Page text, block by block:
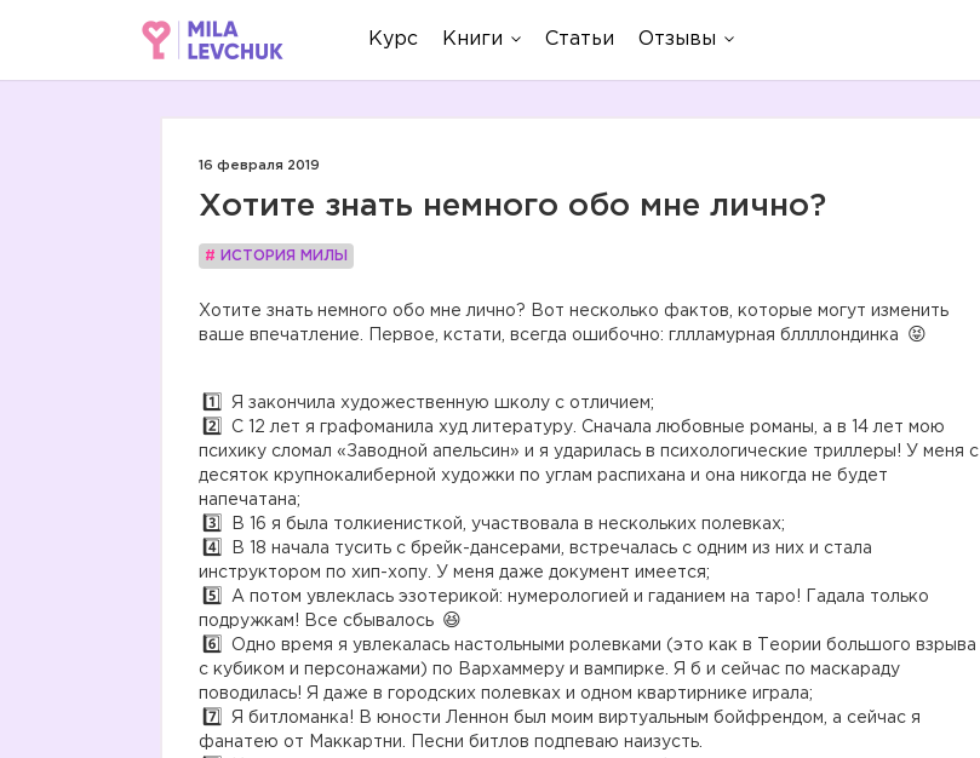
Курс Книги Статьи Отзывы
16 февраля 2019
Хотите знать немного обо мне лично?
# ИСТОРИЯ МИЛЫ
Хотите знать немного обо мне лично? Вот несколько фактов, которые могут изменить
ваше впечатление. Первое, кстати, всегда ошибочно: гллламурная бллллондинка
Я закончила художественную школу с отличием;
С 12 лет я графоманила худ литературу. Сначала любовные романы, а в 14 лет мою
психику сломал «Заводной апельсин» и я ударилась в психологические триллеры! У меня с
десяток крупнокалиберной художки по углам распихана и она никогда не будет
напечатана;
В 16 я была толкиенисткой, участвовала в нескольких полевках;
В 18 начала тусить с брейк-дансерами, встречалась с одним из них и стала
инструктором по хип-хопу. У меня даже документ имеется;
А потом увлеклась эзотерикой: нумерологией и гаданием на таро! Гадала только
подружкам! Все сбывалось
Одно время я увлекалась настольными ролевками (это как в Теории большого взрыва
с кубиком и персонажами) по Вархаммеру и вампирке. Я б и сейчас по маскараду
поводилась! Я даже в городских полевках и одном квартирнике играла;
Я битломанка! В юности Леннон был моим виртуальным бойфрендом, а сейчас я
фанатею от Маккартни. Песни битлов подпеваю наизусть.